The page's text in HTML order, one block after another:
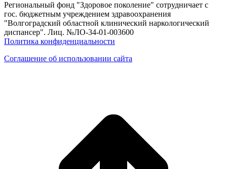
Региональный фонд "Здоровое поколение" сотрудничает с
гос. бюджетным учреждением здравоохранения
"Волгоградский областной клинический наркологический
диспансер". Лиц. №ЛО-34-01-003600
Политика конфиденциальности
Соглашение об использовании сайта